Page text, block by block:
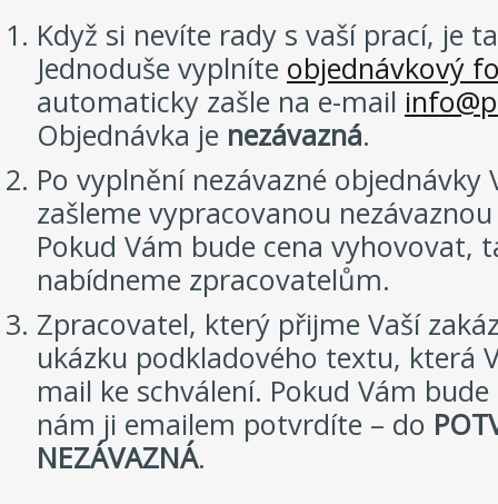
Když si nevíte rady s vaší prací, je
Jednoduše vyplníte objednávkový
automaticky zašle na e-mail
Objednávka je nezávazná.
Po vyplnění nezávazné
zašleme vypracovanou
Pokud Vám bude cena vyhovovat,
nabídneme zpracovatelům.
Zpracovatel, který přijme Vaší
ukázku podkladového textu, která
mail ke schválení. Pokud Vám
nám ji emailem potvrdíte – do
NEZÁVAZNÁ.